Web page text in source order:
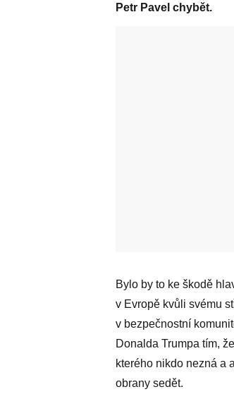
Petr Pavel chybět.
Bylo by to ke škodě
v Evropě kvůli svému
v bezpečnostní
Donalda Trumpa tím,
kterého nikdo nezná a
obrany sedět.